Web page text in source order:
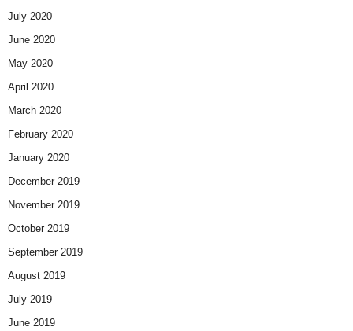
July 2020
June 2020
May 2020
April 2020
March 2020
February 2020
January 2020
December 2019
November 2019
October 2019
September 2019
August 2019
July 2019
June 2019